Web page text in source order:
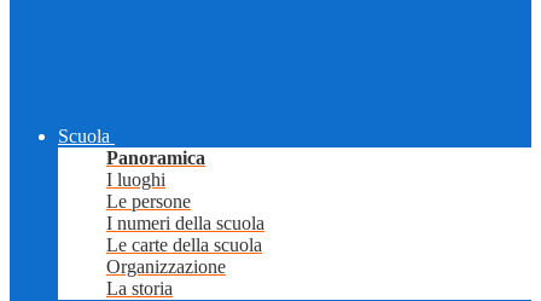
Scuola
Panoramica
I luoghi
Le persone
I numeri della scuola
Le carte della scuola
Organizzazione
La storia